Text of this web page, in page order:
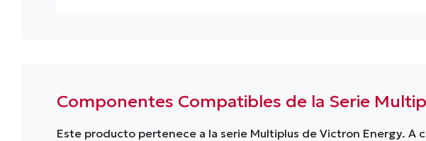
Componentes Compatibles de la Serie
Este producto pertenece a la serie Multiplus de Victron Energy. A